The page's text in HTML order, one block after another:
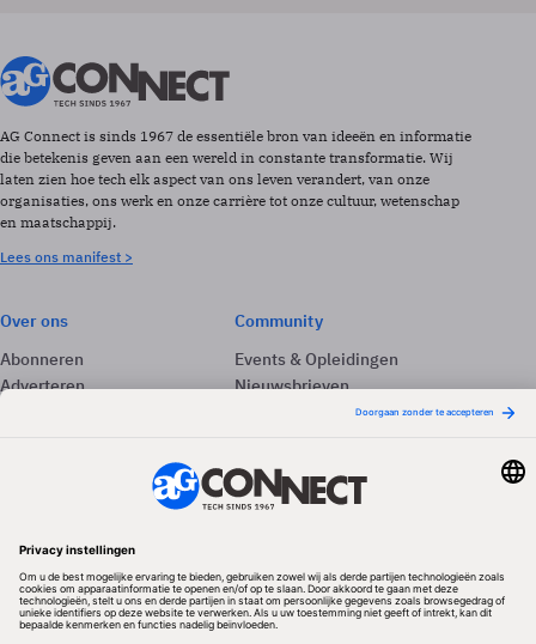
AG Connect is sinds 1967 de essentiële bron van ideeën en informatie
die betekenis geven aan een wereld in constante transformatie. Wij
laten zien hoe tech elk aspect van ons leven verandert, van onze
organisaties, ons werk en onze carrière tot onze cultuur, wetenschap
en maatschappij.
Lees ons manifest >
Over ons
Abonneren
Adverteren
Community
Events & Opleidingen
Nieuwsbrieven
Volg ons